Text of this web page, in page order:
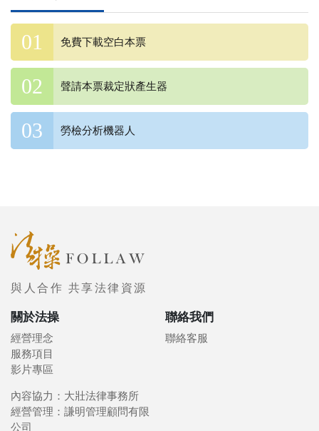
免費下載空白本票
聲請本票裁定狀產生器
勞檢分析機器人
與人合作 共享法律資源
關於法操
經營理念
服務項目
影片專區
聯絡我們
聯絡客服
內容協力：大壯法律事務所
經營管理：謙明管理顧問有限
公司